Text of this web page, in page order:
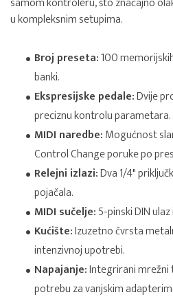
u kompleksnim setupima.
Broj preseta:100
banki.
Ekspresijske pedale:Dvije
preciznu kontrolu parametara.
MIDI naredbe:Mogućnost
Control Change poruke po
Relejni izlazi:Dva 1/4"
pojačala.
MIDI sučelje:5-pinski DIN
Kućište:Izuzetno čvrsta
intenzivnoj upotrebi.
Napajanje:Integrirani
potrebu za vanjskim